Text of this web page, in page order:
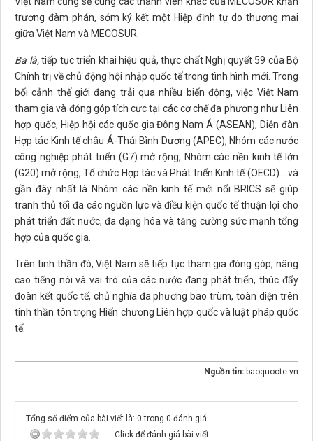
trương đàm phán, sớm ký kết một Hiệp định tự do thương mại
giữa Việt Nam và MECOSUR.
Ba là,tiếp tục triển khai hiệu quả, thực chất Nghị quyết 59 của Bộ
Chính trị về chủ động hội nhập quốc tế trong tình hình mới. Trong
bối cảnh thế giới đang trải qua nhiều biến động, việc Việt Nam
tham gia và đóng góp tích cực tại các cơ chế đa phương như Liên
hợp quốc, Hiệp hội các quốc gia Đông Nam Á (ASEAN), Diễn đàn
Hợp tác Kinh tế châu Á-Thái Bình Dương (APEC), Nhóm các nước
công nghiệp phát triển (G7) mở rộng, Nhóm các nền kinh tế lớn
(G20) mở rộng, Tổ chức Hợp tác và Phát triển Kinh tế (OECD)… và
gần đây nhất là Nhóm các nền kinh tế mới nổi BRICS sẽ giúp
tranh thủ tối đa các nguồn lực và điều kiện quốc tế thuận lợi cho
phát triển đất nước, đa dạng hóa và tăng cường sức mạnh tổng
hợp của quốc gia.
Trên tinh thần đó, Việt Nam sẽ tiếp tục tham gia đóng góp, nâng
cao tiếng nói và vai trò của các nước đang phát triển, thúc đẩy
đoàn kết quốc tế, chủ nghĩa đa phương bao trùm, toàn diện trên
tinh thần tôn trọng Hiến chương Liên hợp quốc và luật pháp quốc
tế.
Nguồn tin: baoquocte.vn
Tổng số điểm của bài viết là: 0 trong 0 đánh giá
Click để đánh giá bài viết